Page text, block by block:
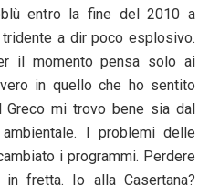
entro la fine del 2010 a
a dir poco esplosivo.
il momento pensa solo ai
in quello che ho sentito
mi trovo bene sia dal
I problemi delle
i programmi. Perdere
fretta. Io alla Casertana?